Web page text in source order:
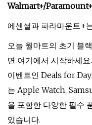
Walmart+/
에센셜과 파라마운트+
오늘 월마트의 초기 블
면 여기에서 시작하세
이벤트인 Deals for
는 Apple Watch,
을 포함한 다양한 필수
있습니다.